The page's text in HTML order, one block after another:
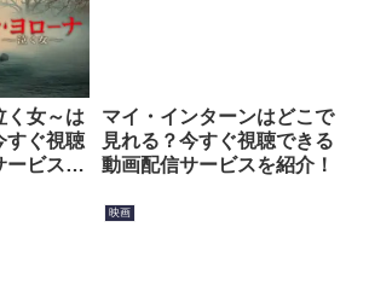
く女～は
すぐ視聴
ービスを
マイ・インターンはどこで
見れる？今すぐ視聴できる
動画配信サービスを紹介！
映画